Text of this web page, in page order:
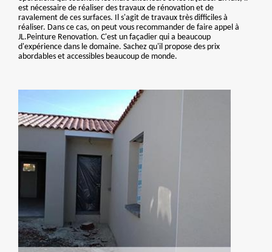
est nécessaire de réaliser des travaux de rénovation et de
ravalement de ces surfaces. Il s'agit de travaux très difficiles à
réaliser. Dans ce cas, on peut vous recommander de faire appel à
JL.Peinture Renovation. C'est un façadier qui a beaucoup
d'expérience dans le domaine. Sachez qu'il propose des prix
abordables et accessibles beaucoup de monde.